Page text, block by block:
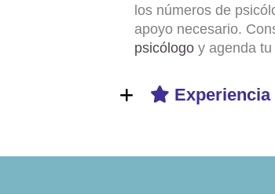
los números de
apoyo necesario.
psicólogo y agenda
Experiencia